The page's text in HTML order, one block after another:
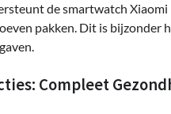
de smartwatch
pakken. Dit is bijzonder
Compleet